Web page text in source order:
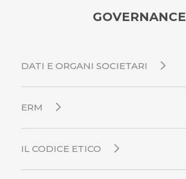
GOVERNANCE
DATI E ORGANI SOCIETARI
ERM
IL CODICE ETICO